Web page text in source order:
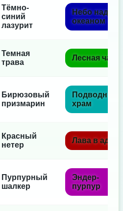
Тёмно-
синий
лазурит
Небо над
океаном
Темная
трава
Лесная чаща
Бирюзовый
призмарин
Подводный
храм
Красный
нетер
Лава в аду
Пурпурный
шалкер
Эндер-
пурпур